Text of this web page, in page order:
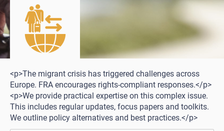
<p>The migrant crisis has triggered challenges across
Europe. FRA encourages rights-compliant responses.</p>
<p>We provide practical expertise on this complex issue.
This includes regular updates, focus papers and toolkits.
We outline policy alternatives and best practices.</p>